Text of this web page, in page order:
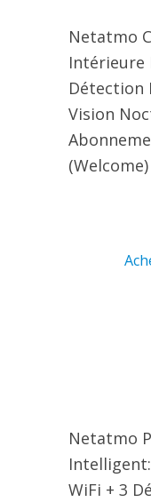
Netatmo
Intérieure
Détection
Vision
(Welcome)
Netatmo
WiFi + 3